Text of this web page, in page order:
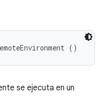
()
se ejecuta en un